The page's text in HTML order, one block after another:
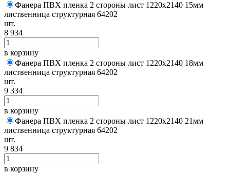
Фанера ПВХ пленка 2 стороны лист 1220х2140 15мм
лиственница структурная 64202
шт.
8 934
в корзину
Фанера ПВХ пленка 2 стороны лист 1220х2140 18мм
лиственница структурная 64202
шт.
9 334
в корзину
Фанера ПВХ пленка 2 стороны лист 1220х2140 21мм
лиственница структурная 64202
шт.
9 834
в корзину